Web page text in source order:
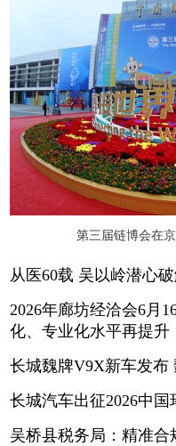
第三届链博会在
从医60载 吴以岭潜心
2026年廊坊经洽会6月
化、专业化水平再提升
长城魏牌V9X新车发布
长城汽车出征2026中
吴桥县税务局：精准